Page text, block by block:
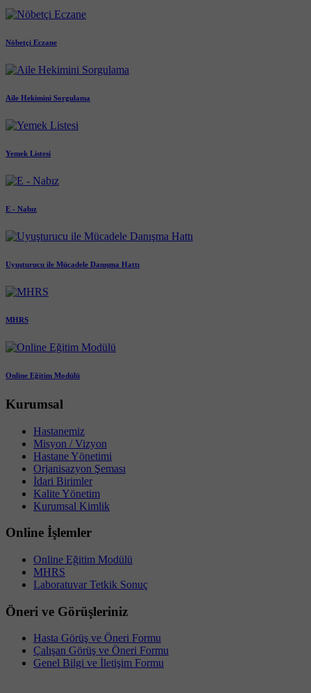
Nöbetçi Eczane
Aile Hekimini Sorgulama
Yemek Listesi
E - Nabız
Uyuşturucu ile Mücadele Danışma Hattı
MHRS
Online Eğitim Modülü
Kurumsal
Hastanemiz
Misyon / Vizyon
Hastane Yönetimi
Orjanisazyon Şeması
İdari Birimler
Kalite Yönetim
Kurumsal Kimlik
Online İşlemler
Online Eğitim Modülü
MHRS
Laboratuvar Tetkik Sonuç
Öneri ve Görüşleriniz
Hasta Görüş ve Öneri Formu
Çalışan Görüş ve Öneri Formu
Genel Bilgi ve İletişim Formu